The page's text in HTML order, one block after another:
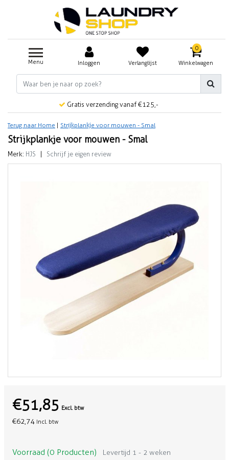
Menu Inloggen Verlanglijst
0
Winkelwagen
Gratis verzending vanaf €125,-
Terug naar Home Strijkplankje voor mouwen - Smal
Strijkplankje voor mouwen - Smal
Merk: HJS Schrijf je eigen review
€51,85 Excl. btw
€62,74 Incl. btw
Voorraad (0 Producten) Levertijd 1 - 2 weken